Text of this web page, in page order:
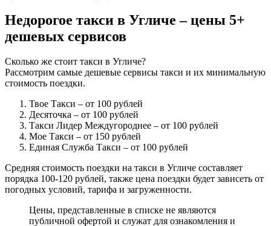
Недорогое такси в Угличе – цены 5+
дешевых сервисов
Сколько же стоит такси в Угличе?
Рассмотрим самые дешевые сервисы такси и их минимальную
стоимость поездки.
Твое Такси – от 100 рублей
Десяточка – от 100 рублей
Такси Лидер Междугороднее – от 100 рублей
Мое Такси – от 150 рублей
Единая Служба Такси – от 100 рублей
Средняя стоимость поездки на такси в Угличе составляет
порядка 100-120 рублей, также цена поездки будет зависеть от
погодных условий, тарифа и загруженности.
Цены, представленные в списке не являются
публичной офертой и служат для ознакомления и